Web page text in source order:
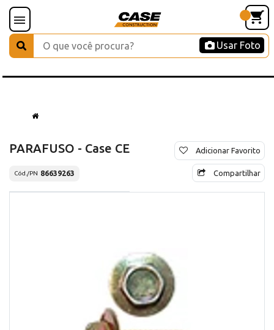
Usar Foto
PARAFUSO - Case CE
Cód./PN 86639263
Adicionar Favorito
Compartilhar